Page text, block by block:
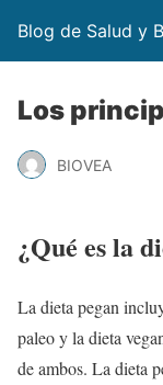
Blog de Salud y
Los
BIOVEA
¿Qué es la
La dieta pegan
paleo y la dieta
de ambos. La dieta